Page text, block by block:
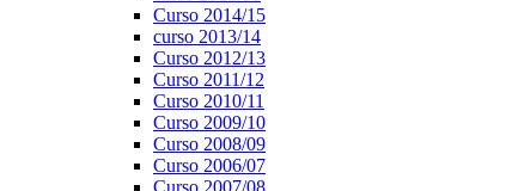
Curso 2014/15
curso 2013/14
Curso 2012/13
Curso 2011/12
Curso 2010/11
Curso 2009/10
Curso 2008/09
Curso 2006/07